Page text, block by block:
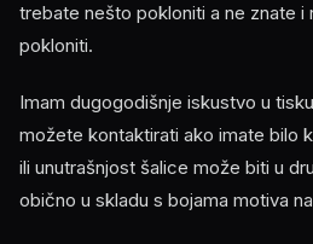
trebate nešto pokloniti a ne znate
pokloniti.
Imam dugogodišnje iskustvo u
možete kontaktirati ako imate bilo
ili unutrašnjost šalice može biti u
obično u skladu s bojama motiva